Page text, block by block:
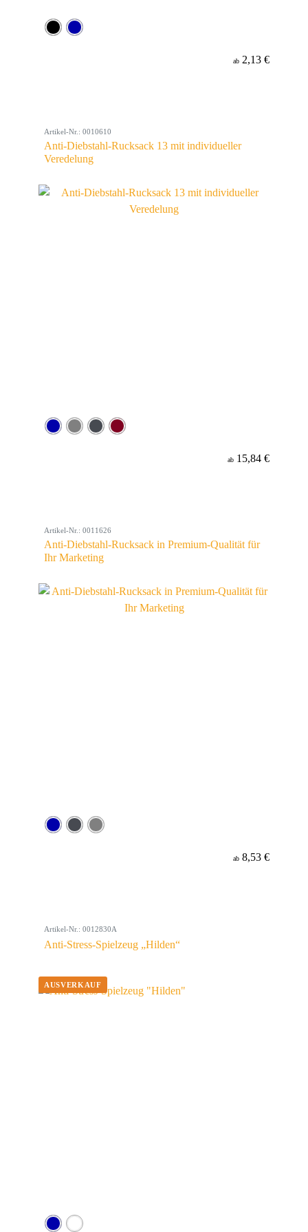
ab 2,13 €
Artikel-Nr.: 0010610
Anti-Diebstahl-Rucksack 13 mit individueller
Veredelung
ab 15,84 €
Artikel-Nr.: 0011626
Anti-Diebstahl-Rucksack in Premium-Qualität für
Ihr Marketing
ab 8,53 €
Artikel-Nr.: 0012830A
Anti-Stress-Spielzeug „Hilden“